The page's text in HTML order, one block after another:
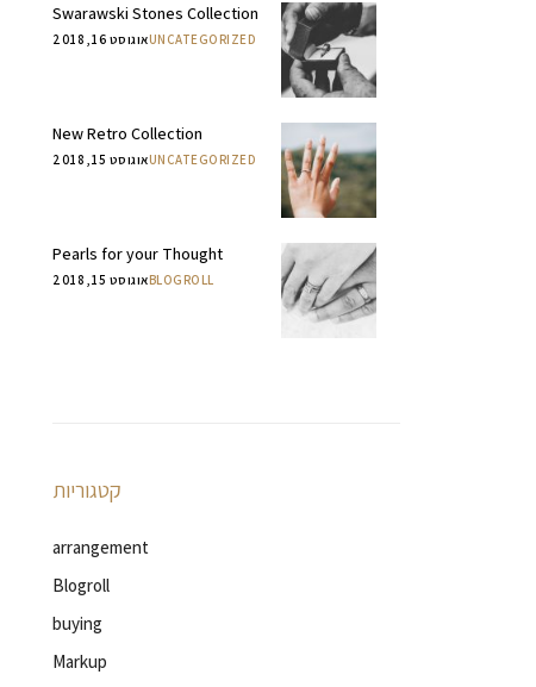
Swarawski Stones Collection
UNCATEGORIZEDאוגוסט 16, 2018
New Retro Collection
UNCATEGORIZEDאוגוסט 15, 2018
Pearls for your Thought
BLOGROLLאוגוסט 15, 2018
קטגוריות
arrangement
Blogroll
buying
Markup